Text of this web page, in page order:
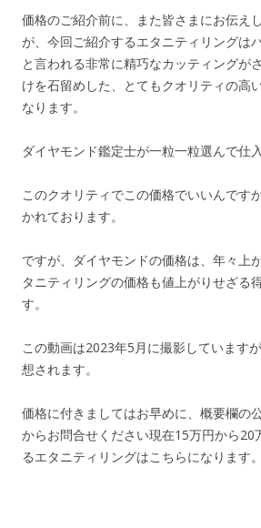
価格のご紹介前に、また皆さまにお伝え
が、今回ご紹介するエタニティリングは
と言われる非常に精巧なカッティングが
けを石留めした、とてもクオリティの高
なります。
ダイヤモンド鑑定士が一粒一粒選んで仕
このクオリティでこの価格でいいんです
かれております。
ですが、ダイヤモンドの価格は、年々上
タニティリングの価格も値上がりせざる
す。
この動画は2023年5月に撮影しています
想されます。
価格に付きましてはお早めに、概要欄の
からお問合せください現在15万円から20
るエタニティリングはこちらになります。